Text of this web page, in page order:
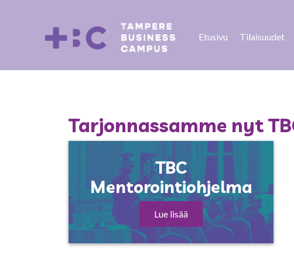
Etusivu Tilaisuudet
Tarjonnassamme nyt
TBC
Mentorointiohjelma
Lue lisää